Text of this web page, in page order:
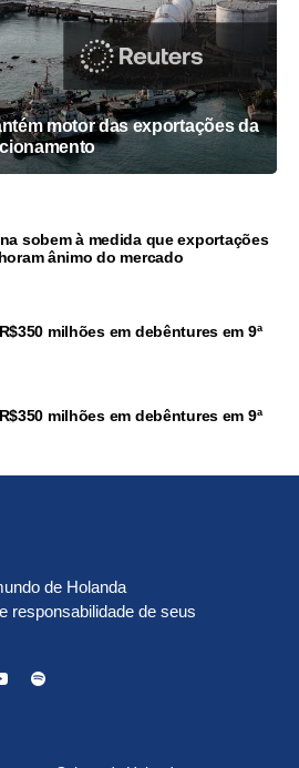
motor das exportações da
sobem à medida que exportações
ânimo do mercado
milhões em debêntures em 9ª
milhões em debêntures em 9ª
de Holanda
responsabilidade de seus